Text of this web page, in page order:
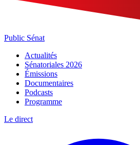
Public Sénat
Actualités
Sénatoriales 2026
Émissions
Documentaires
Podcasts
Programme
Le direct